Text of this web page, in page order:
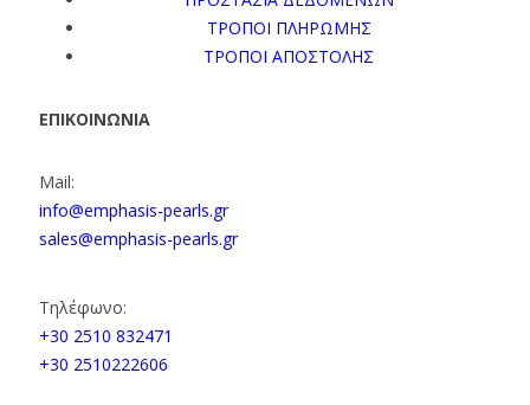
ΤΡΟΠΟΙ ΠΛΗΡΩΜΗΣ
ΤΡΟΠΟΙ ΑΠΟΣΤΟΛΗΣ
ΕΠΙΚΟΙΝΩΝΙΑ
Mail:
info@emphasis-pearls.gr
sales@emphasis-pearls.gr
Τηλέφωνο:
+30 2510 832471
+30 2510222606